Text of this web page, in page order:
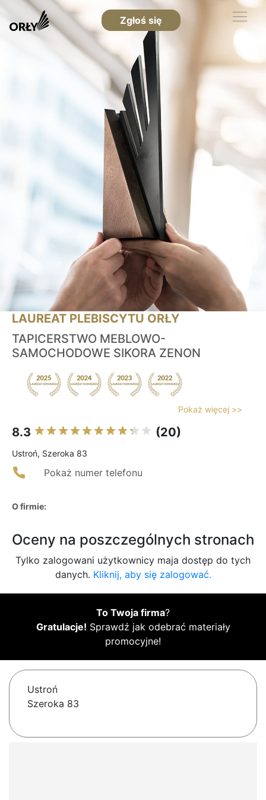
Zgłoś się
LAUREAT PLEBISCYTU ORŁY
TAPICERSTWO MEBLOWO-
SAMOCHODOWE SIKORA ZENON
Pokaż więcej >>
8.3 (20)
Ustroń, Szeroka 83
Pokaż numer telefonu
O firmie:
Oceny na poszczególnych stronach
Tylko zalogowani użytkownicy maja dostęp do tych
danych. Kliknij, aby się zalogować.
To Twoja firma?
Gratulacje! Sprawdź jak odebrać materiały
promocyjne!
Ustroń
Szeroka 83